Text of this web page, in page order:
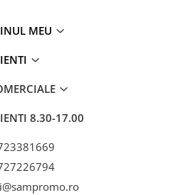
MEU
8.30-17.00